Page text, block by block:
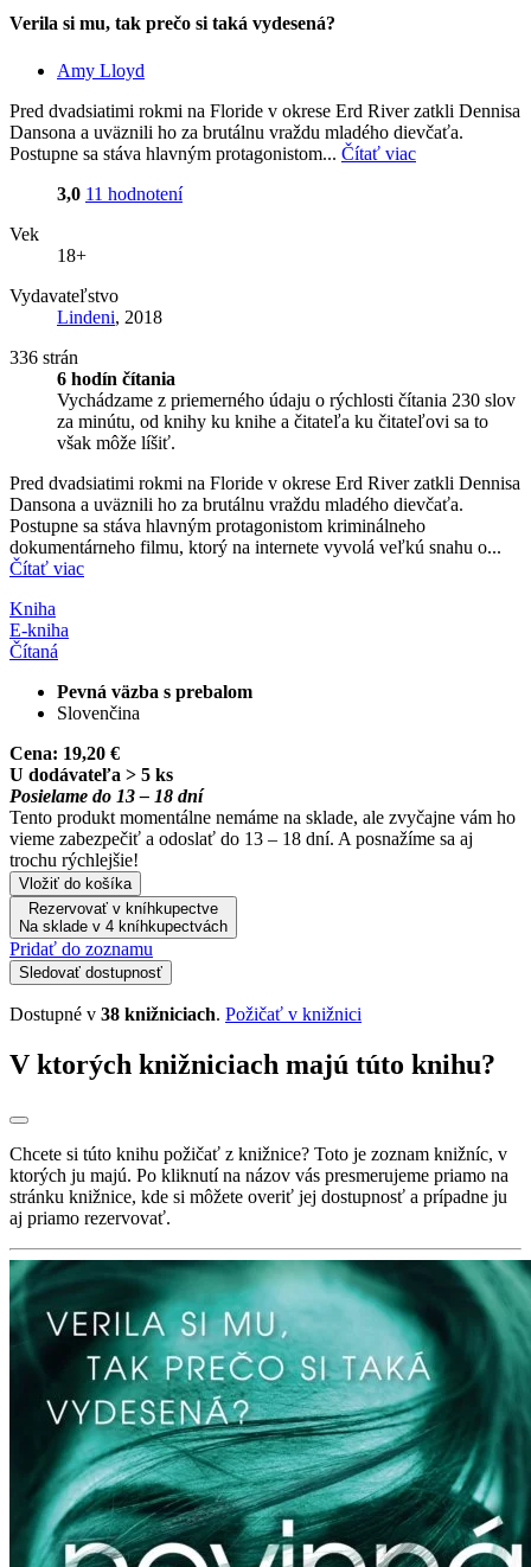
Verila si mu, tak prečo si taká vydesená?
Amy Lloyd
Pred dvadsiatimi rokmi na Floride v okrese Erd River zatkli Dennisa
Dansona a uväznili ho za brutálnu vraždu mladého dievčaťa.
Postupne sa stáva hlavným protagonistom... Čítať viac
3,0 11 hodnotení
Vek
18+
Vydavateľstvo
Lindeni, 2018
336 strán
6 hodín čítania
Vychádzame z priemerného údaju o rýchlosti čítania 230 slov
za minútu, od knihy ku knihe a čitateľa ku čitateľovi sa to
však môže líšiť.
Pred dvadsiatimi rokmi na Floride v okrese Erd River zatkli Dennisa
Dansona a uväznili ho za brutálnu vraždu mladého dievčaťa.
Postupne sa stáva hlavným protagonistom kriminálneho
dokumentárneho filmu, ktorý na internete vyvolá veľkú snahu o...
Čítať viac
Kniha
E-kniha
Čítaná
Pevná väzba s prebalom
Slovenčina
Cena: 19,20 €
U dodávateľa > 5 ks
Posielame do 13 – 18 dní
Tento produkt momentálne nemáme na sklade, ale zvyčajne vám ho
vieme zabezpečiť a odoslať do 13 – 18 dní. A posnažíme sa aj
trochu rýchlejšie!
Vložiť do košíka
Rezervovať v kníhkupectve
Na sklade v 4 kníhkupectvách
Pridať do zoznamu
Sledovať dostupnosť
Dostupné v 38 knižniciach. Požičať v knižnici
V ktorých knižniciach majú túto knihu?
Chcete si túto knihu požičať z knižnice? Toto je zoznam knižníc, v
ktorých ju majú. Po kliknutí na názov vás presmerujeme priamo na
stránku knižnice, kde si môžete overiť jej dostupnosť a prípadne ju
aj priamo rezervovať.